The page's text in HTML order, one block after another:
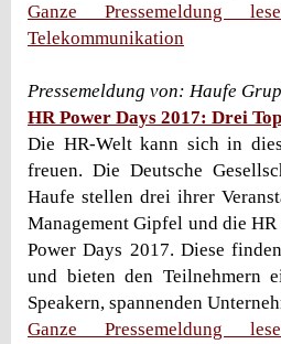
Ganze Pressemeldung
Telekommunikation
Pressemeldung von: Haufe
HR Power Days 2017: Drei
Die HR-Welt kann sich in
freuen. Die Deutsche
Haufe stellen drei ihrer
Management Gipfel und die
Power Days 2017. Diese
und bieten den Teilnehmern
Speakern, spannenden
Ganze Pressemeldung